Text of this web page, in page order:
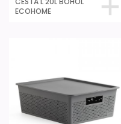
ECOHOME